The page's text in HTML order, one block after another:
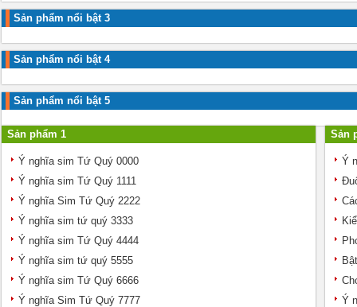
Sản phẩm nổi bật 3
Sản phẩm nổi bật 4
Sản phẩm nổi bật 5
Sản phẩm 1
Ý nghĩa sim Tứ Quý 0000
Ý nghĩa sim Tứ Quý 1111
Ý nghĩa Sim Tứ Quý 2222
Ý nghĩa sim tứ quý 3333
Ý nghĩa sim Tứ Quý 4444
Ý nghĩa sim tứ quý 5555
Ý nghĩa sim Tứ Quý 6666
Ý nghĩa Sim Tứ Quý 7777
Sản
Ý
Ý